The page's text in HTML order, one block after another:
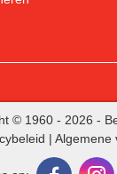
© 1960 - 2026 -
| Algemene